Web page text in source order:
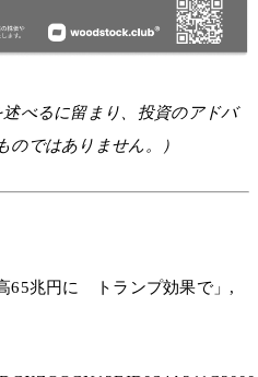
べるに留まり、投資のアドバ
のではありません。）
65兆円に トランプ効果で」,